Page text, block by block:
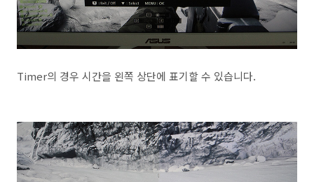
Timer의 경우 시간을 왼쪽 상단에 표기할 수 있습니다.